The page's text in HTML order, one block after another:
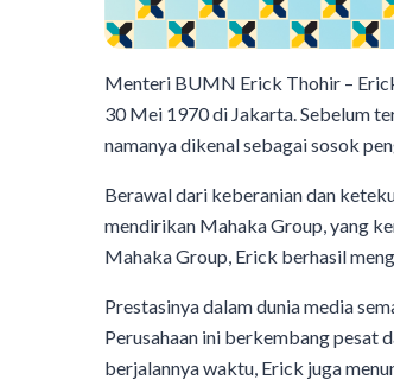
Menteri BUMN Erick Thohir –
30 Mei 1970 di Jakarta. Sebelum
namanya dikenal sebagai sosok
Berawal dari keberanian dan
mendirikan Mahaka Group, yang
Mahaka Group, Erick berhasil
Prestasinya dalam dunia media
Perusahaan ini berkembang pesat
berjalannya waktu, Erick juga